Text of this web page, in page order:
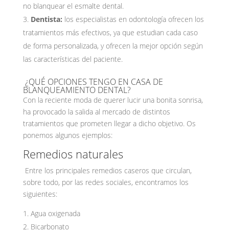
no blanquear el esmalte dental.
Dentista: los especialistas en odontología ofrecen los
tratamientos más efectivos, ya que estudian cada caso
de forma personalizada, y ofrecen la mejor opción según
las características del paciente.
¿QUÉ OPCIONES TENGO EN CASA DE
BLANQUEAMIENTO DENTAL?
Con la reciente moda de querer lucir una bonita sonrisa,
ha provocado la salida al mercado de distintos
tratamientos que prometen llegar a dicho objetivo. Os
ponemos algunos ejemplos:
Remedios naturales
Entre los principales remedios caseros que circulan,
sobre todo, por las redes sociales, encontramos los
siguientes:
Agua oxigenada
Bicarbonato